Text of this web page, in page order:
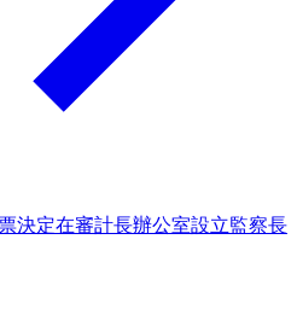
決定在審計長辦公室設立監察長